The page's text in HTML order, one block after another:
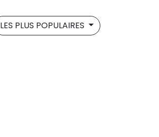
LES PLUS POPULAIRES